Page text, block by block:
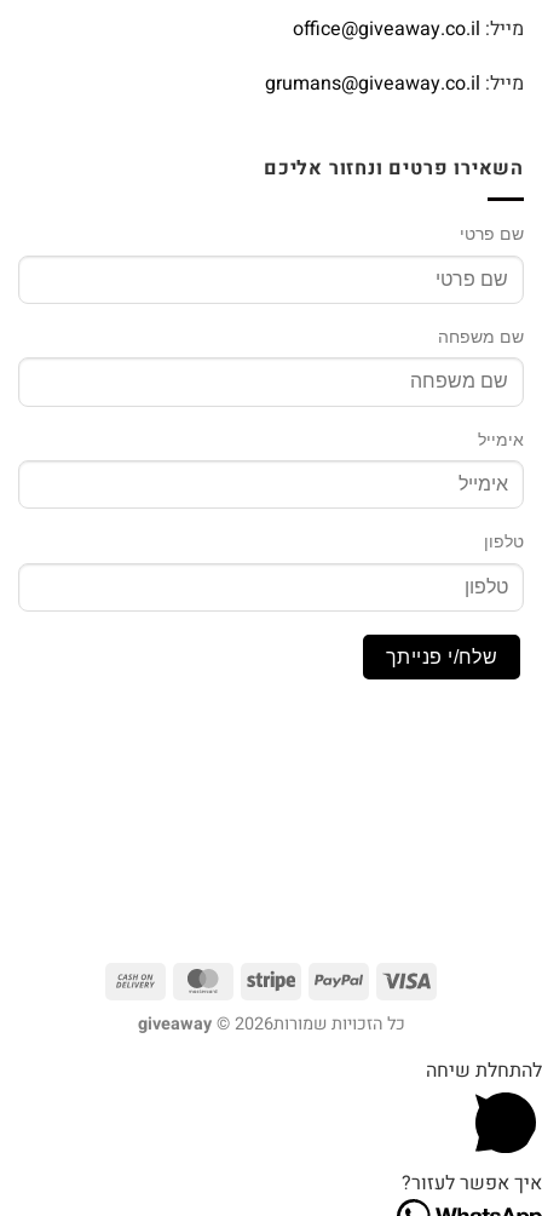
מייל: office@giveaway.co.il
מייל: grumans@giveaway.co.il
השאירו פרטים ונחזור אליכם
שם פרטי
שם משפחה
אימייל
טלפון
שלח/י פנייתך
כל הזכויות שמורות2026 © giveaway
להתחלת שיחה
איך אפשר לעזור?